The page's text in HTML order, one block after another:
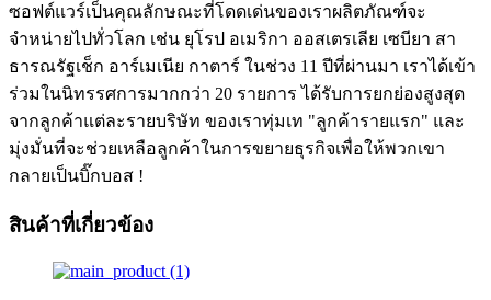
ซอฟต์แวร์เป็นคุณลักษณะที่โดดเด่นของเราผลิตภัณฑ์จะ
จำหน่ายไปทั่วโลก เช่น ยุโรป อเมริกา ออสเตรเลีย เซบียา สา
ธารณรัฐเช็ก อาร์เมเนีย กาตาร์ ในช่วง 11 ปีที่ผ่านมา เราได้เข้า
ร่วมในนิทรรศการมากกว่า 20 รายการ ได้รับการยกย่องสูงสุด
จากลูกค้าแต่ละรายบริษัท ของเราทุ่มเท "ลูกค้ารายแรก" และ
มุ่งมั่นที่จะช่วยเหลือลูกค้าในการขยายธุรกิจเพื่อให้พวกเขา
กลายเป็นบิ๊กบอส !
สินค้าที่เกี่ยวข้อง